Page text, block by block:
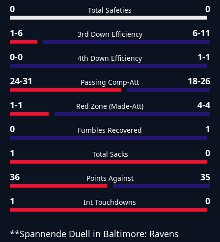
0 Total Safeties 0
1-6 3rd Down Efficiency 6-11
0-0 4th Down Efficiency 1-1
24-31 Passing Comp-Att 18-26
1-1 Red Zone (Made-Att) 4-4
0 Fumbles Recovered 1
1 Total Sacks 0
36 Points Against 35
1 Int Touchdowns 0
**Spannende Duell in Baltimore: Ravens